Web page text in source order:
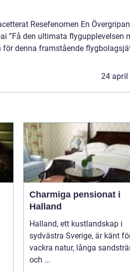
Resefenomen En
”Få den ultimata flygupplevelsen
för denna framstående
24 april
Charmiga pensionat i
Halland
Halland, ett kustlandskap i
sydvästra Sverige, är känt
vackra natur, långa
och ...